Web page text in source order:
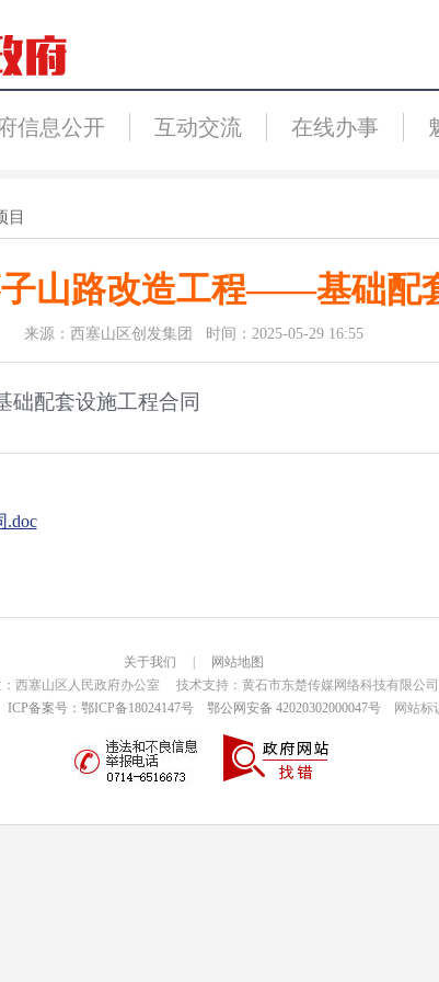
信息公开 互动交流 在线办事
目
山路改造工程——基础配
来源：西塞山区创发集团 时间：2025-05-29 16:55
配套设施工程合同
关于我们
网站地图
：西塞山区人民政府办公室 技术支持：黄石市东楚传媒网络科技有限公司
ICP备案号：鄂ICP备18024147号 鄂公网安备 42020302000047号 网站标